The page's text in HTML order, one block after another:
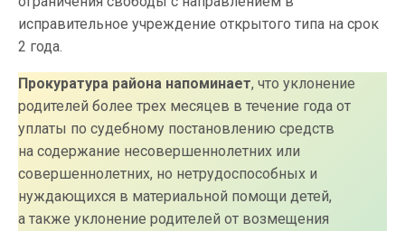
исправительное учреждение открытого типа на срок
2 года.
Прокуратура района напоминает, что уклонение
родителей более трех месяцев в течение года от
уплаты по судебному постановлению средств
на содержание несовершеннолетних или
совершеннолетних, но нетрудоспособных и
нуждающихся в материальной помощи детей,
а также уклонение родителей от возмещения